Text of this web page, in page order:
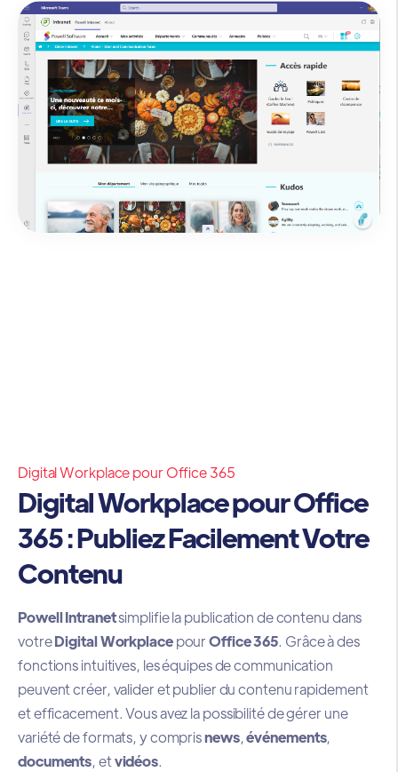
Digital Workplace pour Office 365
Digital Workplace pour Office
365 : Publiez Facilement Votre
Contenu
Powell Intranetsimplifie la publication de contenu dans
votreDigital WorkplacepourOffice 365. Grâce à des
fonctions intuitives, les équipes de communication
peuvent créer, valider et publier du contenu rapidement
et efficacement. Vous avez la possibilité de gérer une
variété de formats, y comprisnews,événements,
documents, etvidéos.